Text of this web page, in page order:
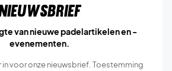
van nieuwe padelartikelen en -
evenementen.
in voor onze nieuwsbrief. Toestemming